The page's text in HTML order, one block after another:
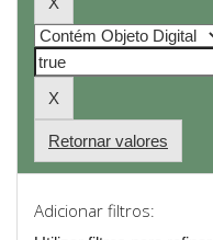
Retornar valores
Adicionar filtros: